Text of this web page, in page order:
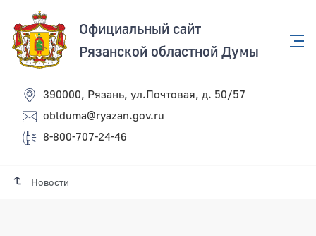
Официальный сайт
Рязанской областной Думы
390000, Рязань, ул.Почтовая, д. 50/57
oblduma@ryazan.gov.ru
8-800-707-24-46
Новости